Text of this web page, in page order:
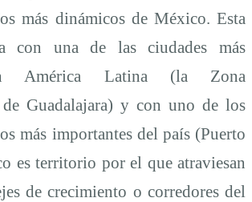
más dinámicos de México. Esta
con una de las ciudades más
América Latina (la Zona
Guadalajara) y con uno de los
más importantes del país (Puerto
es territorio por el que atraviesan
de crecimiento o corredores del